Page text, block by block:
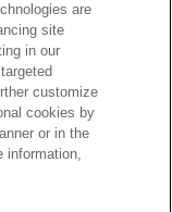
are
site
in our
customize
cookies by
or in the
information,